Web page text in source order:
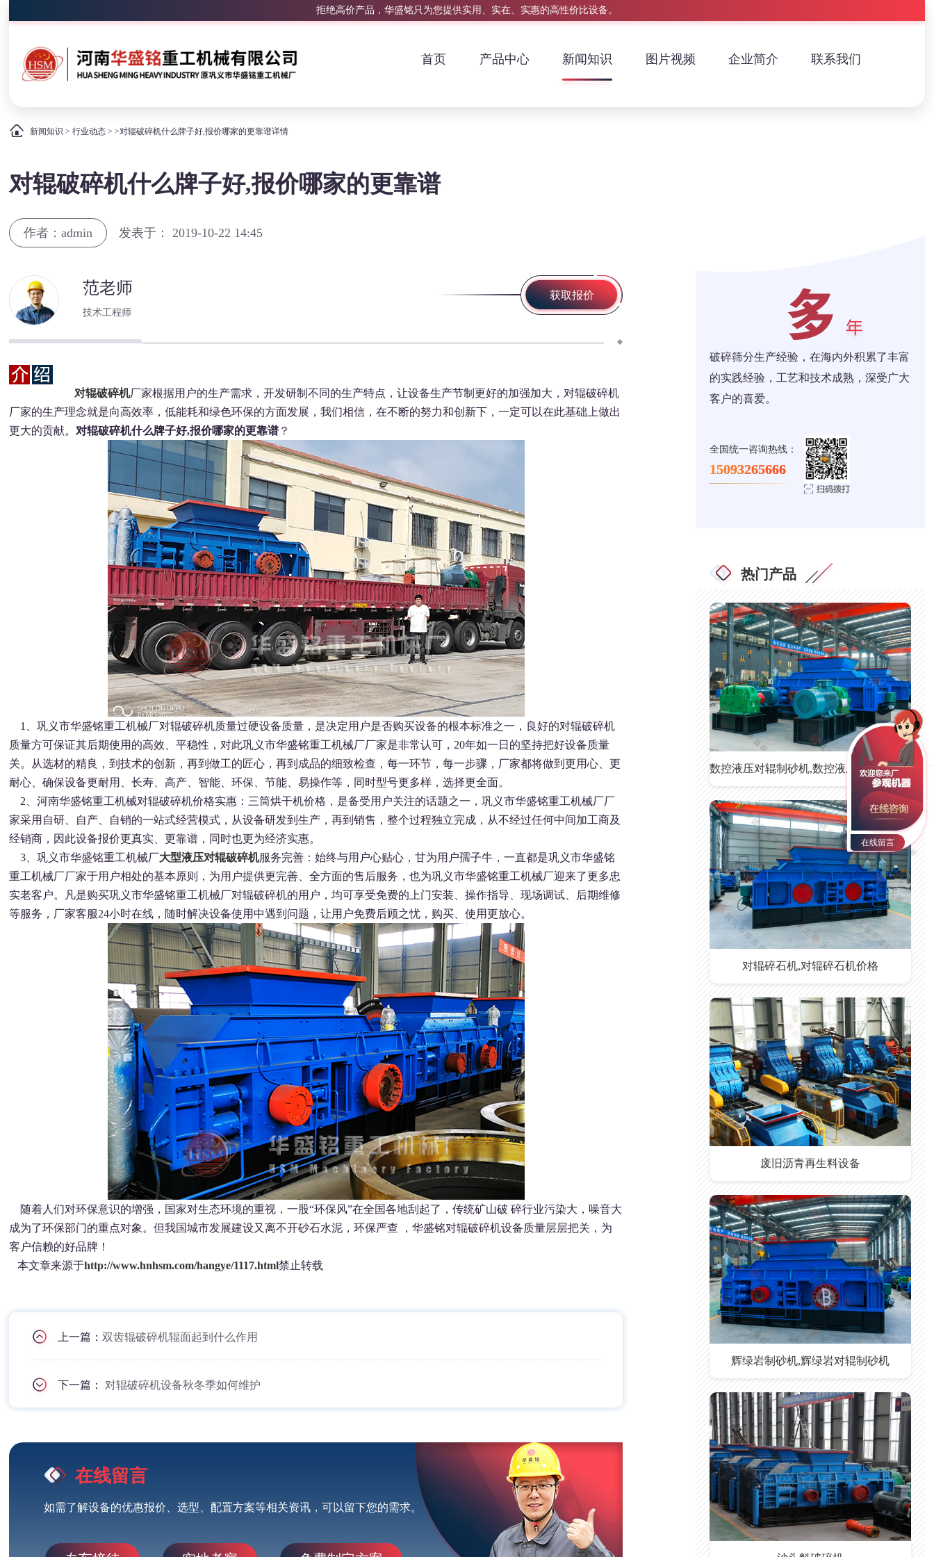
拒绝高价产品，华盛铭只为您提供实用、实在、实惠的高性价比设备。
首页 产品中心 新闻知识 图片视频 企业简介 联系我们
新闻知识 >行业动态 > >对辊破碎机什么牌子好,报价哪家的更靠谱详情
对辊破碎机什么牌子好,报价哪家的更靠谱
作者：admin 发表于： 2019-10-22 14:45
范老师
技术工程师
获取报价
对辊破碎机厂家根据用户的生产需求，开发研制不同的生产特点，让设备生产节制更好的加强加大，对辊破碎机
厂家的生产理念就是向高效率，低能耗和绿色环保的方面发展，我们相信，在不断的努力和创新下，一定可以在此基础上做出
更大的贡献。 对辊破碎机什么牌子好,报价哪家的更靠谱？
1、巩义市华盛铭重工机械厂对辊破碎机质量过硬设备质量，是决定用户是否购买设备的根本标准之一，良好的对辊破碎机
质量方可保证其后期使用的高效、平稳性，对此巩义市华盛铭重工机械厂厂家是非常认可，20年如一日的坚持把好设备质量
关。从选材的精良，到技术的创新，再到做工的匠心，再到成品的细致检查，每一环节，每一步骤，厂家都将做到更用心、更
耐心、确保设备更耐用、长寿、高产、智能、环保、节能、易操作等，同时型号更多样，选择更全面。
2、河南华盛铭重工机械对辊破碎机价格实惠：三筒烘干机价格，是备受用户关注的话题之一，巩义市华盛铭重工机械厂厂
家采用自研、自产、自销的一站式经营模式，从设备研发到生产，再到销售，整个过程独立完成，从不经过任何中间加工商及
经销商，因此设备报价更真实、更靠谱，同时也更为经济实惠。
3、巩义市华盛铭重工机械厂大型液压对辊破碎机服务完善：始终与用户心贴心，甘为用户孺子牛，一直都是巩义市华盛铭
重工机械厂厂家于用户相处的基本原则，为用户提供更完善、全方面的售后服务，也为巩义市华盛铭重工机械厂迎来了更多忠
实老客户。凡是购买巩义市华盛铭重工机械厂对辊破碎机的用户，均可享受免费的上门安装、操作指导、现场调试、后期维修
等服务，厂家客服24小时在线，随时解决设备使用中遇到问题，让用户免费后顾之忧，购买、使用更放心。
随着人们对环保意识的增强，国家对生态环境的重视，一股“环保风”在全国各地刮起了，传统矿山破 碎行业污染大，噪音大
成为了环保部门的重点对象。但我国城市发展建设又离不开砂石水泥，环保严查 ，华盛铭对辊破碎机设备质量层层把关，为
客户信赖的好品牌！
本文章来源于http://www.hnhsm.com/hangye/1117.html禁止转载
上一篇：双齿辊破碎机辊面起到什么作用
下一篇： 对辊破碎机设备秋冬季如何维护
在线留言
如需了解设备的优惠报价、选型、配置方案等相关资讯，可以留下您的需求。
破碎筛分生产经验，在海内外积累了丰富
的实践经验，工艺和技术成熟，深受广大
客户的喜爱。
全国统一咨询热线：
15093265666
热门产品
数控液压对辊制砂机,数控液压对辊制砂机价格
对辊碎石机,对辊碎石机价格
废旧沥青再生料设备
辉绿岩制砂机,辉绿岩对辊制砂机
在线留言